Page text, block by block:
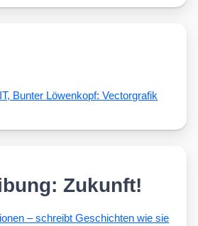
Zukunft!
– schreibt Geschich­ten wie sie